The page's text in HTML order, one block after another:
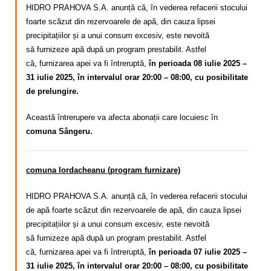
HIDRO PRAHOVA S.A. anunță că, în vederea refacerii stocului
foarte scăzut din rezervoarele de apă, din cauza lipsei
precipitațiilor și a unui consum excesiv, este nevoită
să furnizeze apă după un program prestabilit. Astfel
că, furnizarea apei va fi întreruptă,în perioada 08 iulie 2025 –
31 iulie 2025, în intervalul orar 20:00 – 08:00, cu posibilitate
de prelungire.
Această întrerupere va afecta abonații care locuiesc în
comuna Sângeru.
comuna Iordacheanu (program furnizare)
HIDRO PRAHOVA S.A. anunță că, în vederea refacerii stocului
de apă foarte scăzut din rezervoarele de apă, din cauza lipsei
precipitațiilor și a unui consum excesiv, este nevoită
să furnizeze apă după un program prestabilit. Astfel
că, furnizarea apei va fi întreruptă,în perioada 07 iulie 2025 –
31 iulie 2025, în intervalul orar 20:00 – 08:00, cu posibilitate